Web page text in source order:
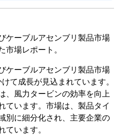
ケーブルアセンブリ製品市場
場レポート。
ケーブルアセンブリ製品市場
て成長が見込まれています。
、風力タービンの効率を向上
ています。市場は、製品タイ
別に細分化され、主要企業の
います。